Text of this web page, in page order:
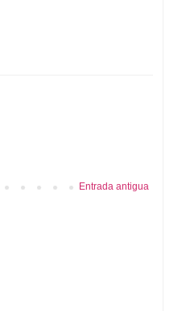
Entrada antigua